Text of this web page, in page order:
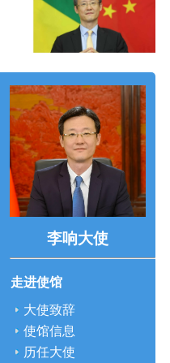
李响大使
走进使馆
大使致辞
使馆信息
历任大使